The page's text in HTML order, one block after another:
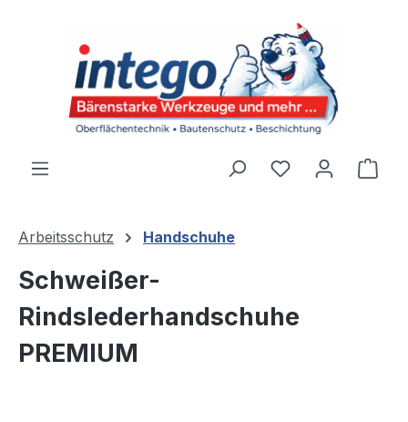
Du hast 0
Arbeitsschutz Handschuhe
Schweißer-
Rindslederhandschuhe
PREMIUM